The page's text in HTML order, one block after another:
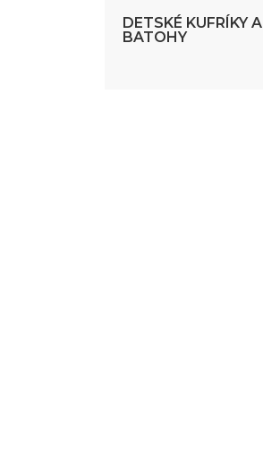
DETSKÉ KUFRÍKY A
BATOHY